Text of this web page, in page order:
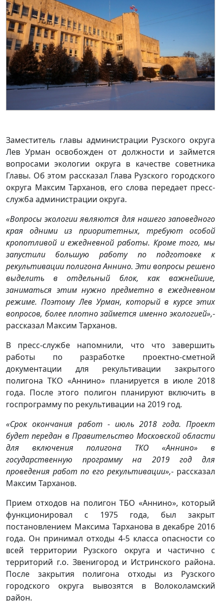
Заместитель главы администрации Рузского округа
Лев Урман освобожден от должности и займется
вопросами экологии округа в качестве советника
Главы. Об этом рассказал Глава Рузского городского
округа Максим Тарханов, его слова передает пресс-
служба администрации округа.
«Вопросы экологии являются для нашего заповедного
края одними из приоритетных, требуют особой
кропотливой и ежедневной работы. Кроме того, мы
запустили большую работу по подготовке к
рекультивации полигона Аннино. Эти вопросы решено
выделить в отдельный блок, как важнейшие,
заниматься этим нужно предметно в ежедневном
режиме. Поэтому Лев Урман, который в курсе этих
вопросов, более плотно займется именно экологией»,-
рассказал Максим Тарханов.
В пресс-службе напомнили, что что завершить
работы по разработке проектно-сметной
документации для рекультивации закрытого
полигона ТКО «Аннино» планируется в июле 2018
года. После этого полигон планируют включить в
госпрограмму по рекультивации на 2019 год.
«Срок окончания работ - июль 2018 года. Проект
будет передан в Правительство Московской области
для включения полигона ТКО «Аннино» в
государственную программу на 2019 год для
проведения работ по его рекультивации»,- рассказал
Максим Тарханов.
Прием отходов на полигон ТБО «Аннино», который
функционировал с 1975 года, был закрыт
постановлением Максима Тарханова в декабре 2016
года. Он принимал отходы 4-5 класса опасности со
всей территории Рузского округа и частично с
территорий г.о. Звенигород и Истринского района.
После закрытия полигона отходы из Рузского
городского округа вывозятся в Волоколамский
район.